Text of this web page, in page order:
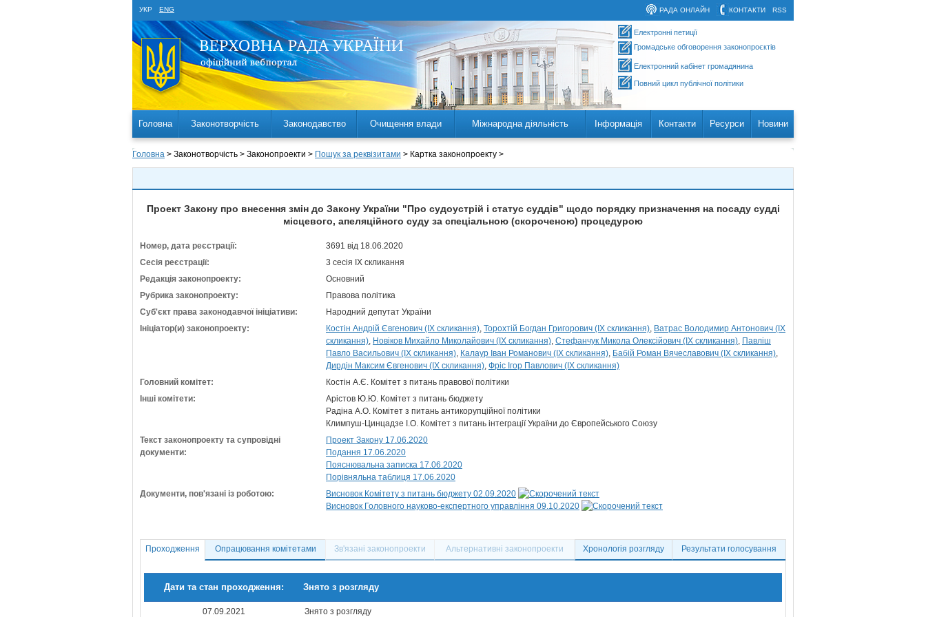
УКР ENG RSS
КОНТАКТИ
РАДА ОНЛАЙН
Електронні петиції
Громадське обговорення законопроєктів
Електронний кабінет громадянина
Повний цикл публічної політики
Головна Законотворчість Законодавство Очищення влади Міжнародна діяльність Інформація Контакти Ресурси Новини
Головна > Законотворчість > Законопроекти > Пошук за реквізитами > Картка законопроекту >
Проект Закону про внесення змін до Закону України "Про судоустрій і статус суддів" щодо порядку призначення на посаду судді
місцевого, апеляційного суду за спеціальною (скороченою) процедурою
Номер, дата реєстрації:
3691 від 18.06.2020
Сесія реєстрації:
3 сесія IX скликання
Редакція законопроекту:
Основний
Рубрика законопроекту:
Правова політика
Суб'єкт права законодавчої ініціативи:
Народний депутат України
Ініціатор(и) законопроекту:
Костін Андрій Євгенович (IX скликання) Торохтій Богдан Григорович (IX скликання) Ватрас Володимир Антонович (IX
скликання) Новіков Михайло Миколайович (IX скликання) Стефанчук Микола Олексійович (IX скликання) Павліш
Павло Васильович (IX скликання) Калаур Іван Романович (IX скликання) Бабій Роман Вячеславович (IX скликання)
Дирдін Максим Євгенович (IX скликання) Фріс Ігор Павлович (IX скликання)
Головний комітет:
Костін А.Є. Комітет з питань правової політики
Інші комітети:
Арістов Ю.Ю. Комітет з питань бюджету
Радіна А.О. Комітет з питань антикорупційної політики
Климпуш-Цинцадзе І.О. Комітет з питань інтеграції України до Європейського Союзу
Текст законопроекту та супровідні
документи:
Проект Закону 17.06.2020
Подання 17.06.2020
Пояснювальна записка 17.06.2020
Порівняльна таблиця 17.06.2020
Документи, пов'язані із роботою:
Висновок Комітету з питань бюджету 02.09.2020
Висновок Головного науково-експертного управління 09.10.2020
Проходження Опрацювання комітетами Зв'язані законопроекти Альтернативні законопроекти Хронологія розгляду Результати голосування
Дати та стан проходження: Знято з розгляду
07.09.2021 Знято з розгляду